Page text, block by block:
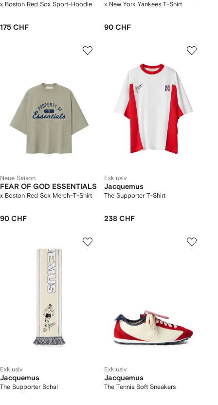
x Boston Red Sox Sport-Hoodie
175 CHF
x New York Yankees T-Shirt
90 CHF
Neue Saison
FEAR OF GOD ESSENTIALS
x Boston Red Sox Merch-T-Shirt
90 CHF
Exklusiv
Jacquemus
The Supporter T-Shirt
238 CHF
Exklusiv
Jacquemus
The Supporter Schal
Exklusiv
Jacquemus
The Tennis Soft Sneakers